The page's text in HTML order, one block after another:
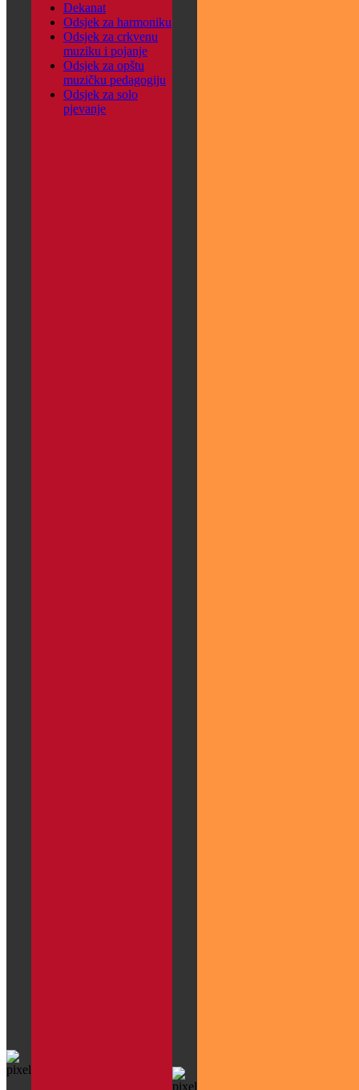
Dekanat
Odsjek za harmoniku
Odsjek za crkvenu
muziku i pojanje
Odsjek za opštu
muzičku pedagogiju
Odsjek za solo
pjevanje